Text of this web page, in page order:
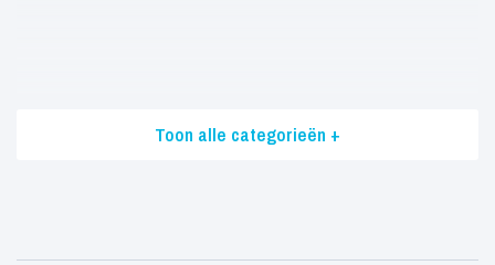
Toon alle categorieën +